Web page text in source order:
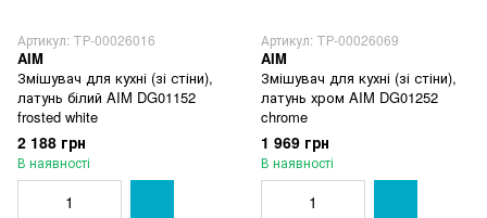
Артикул: ТР-00026016
AIM
Змішувач для кухні (зі стіни),
латунь білий AIM DG01152
frosted white
2 188 грн
В наявності
Артикул: ТР-00026069
AIM
Змішувач для кухні (зі стіни),
латунь хром AIM DG01252
chrome
1 969 грн
В наявності